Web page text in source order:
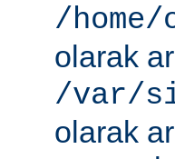
/
olarak
/var/
olarak